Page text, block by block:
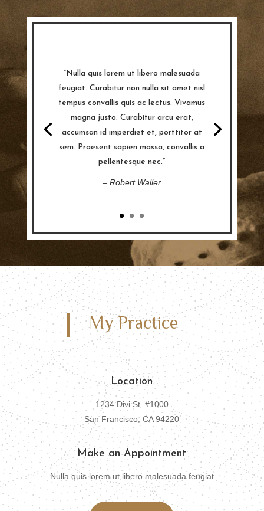
“Nulla quis lorem ut libero malesuada
feugiat. Curabitur non nulla sit amet nisl
tempus convallis quis ac lectus. Vivamus
magna justo. Curabitur arcu erat,
accumsan id imperdiet et, porttitor at
sem. Praesent sapien massa, convallis a
pellentesque nec.”
– Robert Waller
My Practice
Location
1234 Divi St. #1000
San Francisco, CA 94220
Make an Appointment
Nulla quis lorem ut libero malesuada feugiat